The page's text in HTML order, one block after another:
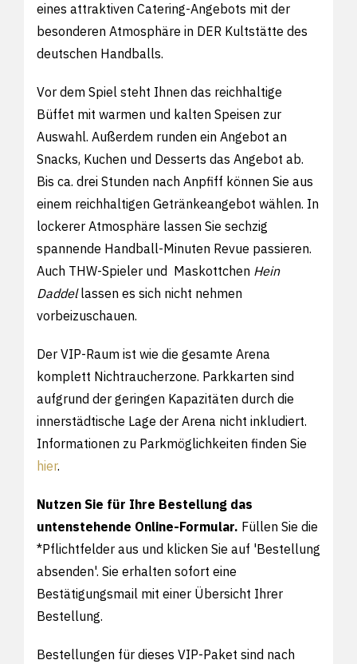
eines attraktiven Catering-Angebots mit der
besonderen Atmosphäre in DER Kultstätte des
deutschen Handballs.
Vor dem Spiel steht Ihnen das reichhaltige
Büffet mit warmen und kalten Speisen zur
Auswahl. Außerdem runden ein Angebot an
Snacks, Kuchen und Desserts das Angebot ab.
Bis ca. drei Stunden nach Anpfiff können Sie aus
einem reichhaltigen Getränkeangebot wählen. In
lockerer Atmosphäre lassen Sie sechzig
spannende Handball-Minuten Revue passieren.
Auch THW-Spieler und Maskottchen Hein
Daddellassen es sich nicht nehmen
vorbeizuschauen.
Der VIP-Raum ist wie die gesamte Arena
komplett Nichtraucherzone. Parkkarten sind
aufgrund der geringen Kapazitäten durch die
innerstädtische Lage der Arena nicht inkludiert.
Informationen zu Parkmöglichkeiten finden Sie
hier.
Nutzen Sie für Ihre Bestellung das
untenstehende Online-Formular. Füllen Sie die
*Pflichtfelder aus und klicken Sie auf 'Bestellung
absenden'. Sie erhalten sofort eine
Bestätigungsmail mit einer Übersicht Ihrer
Bestellung.
Bestellungen für dieses VIP-Paket sind nach